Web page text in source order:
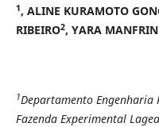
1, ALINE KURAMOTO
RIBEIRO2, YARA
1Departamento Engenharia
Fazenda Experimental